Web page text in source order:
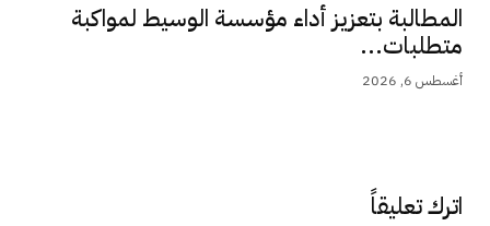
المطالبة بتعزيز أداء مؤسسة الوسيط لمواكبة
متطلبات...
أغسطس 6, 2026
اترك تعليقاً